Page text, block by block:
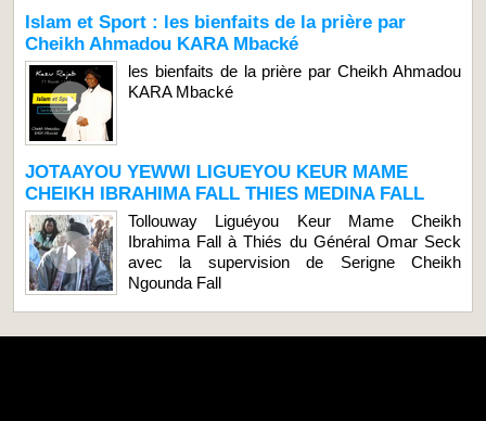
Islam et Sport : les bienfaits de la prière par
Cheikh Ahmadou KARA Mbacké
les bienfaits de la prière par Cheikh Ahmadou
KARA Mbacké
JOTAAYOU YEWWI LIGUEYOU KEUR MAME
CHEIKH IBRAHIMA FALL THIES MEDINA FALL
Tollouway Liguéyou Keur Mame Cheikh
Ibrahima Fall à Thiés du Général Omar Seck
avec la supervision de Serigne Cheikh
Ngounda Fall